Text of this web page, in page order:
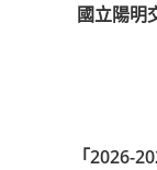
國立陽明
「2026-